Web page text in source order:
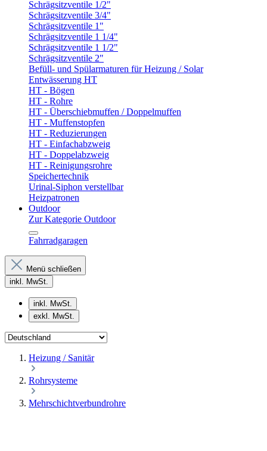
Schrägsitzventile 1/2"
Schrägsitzventile 3/4"
Schrägsitzventile 1"
Schrägsitzventile 1 1/4"
Schrägsitzventile 1 1/2"
Schrägsitzventile 2"
Befüll- und Spülarmaturen für Heizung / Solar
Entwässerung HT
HT - Bögen
HT - Rohre
HT - Überschiebmuffen / Doppelmuffen
HT - Muffenstopfen
HT - Reduzierungen
HT - Einfachabzweig
HT - Doppelabzweig
HT - Reinigungsrohre
Speichertechnik
Urinal-Siphon verstellbar
Heizpatronen
Outdoor
Zur Kategorie Outdoor
Fahrradgaragen
Menü schließen
inkl. MwSt.
inkl. MwSt.
exkl. MwSt.
Heizung / Sanitär
Rohrsysteme
Mehrschichtverbundrohre